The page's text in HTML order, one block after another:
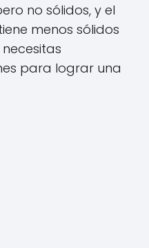
no sólidos, y el
menos sólidos
para lograr una